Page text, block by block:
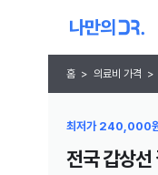
홈 > 의료비 가격 >
최저가 240,000
전국 갑상선